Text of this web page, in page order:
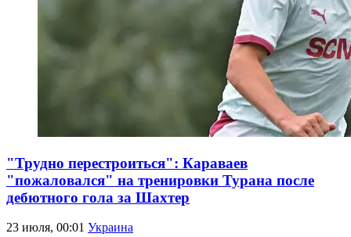
"Трудно перестроиться": Караваев
"пожаловался" на тренировки Турана после
дебютного гола за Шахтер
23 июля, 00:01 Украина